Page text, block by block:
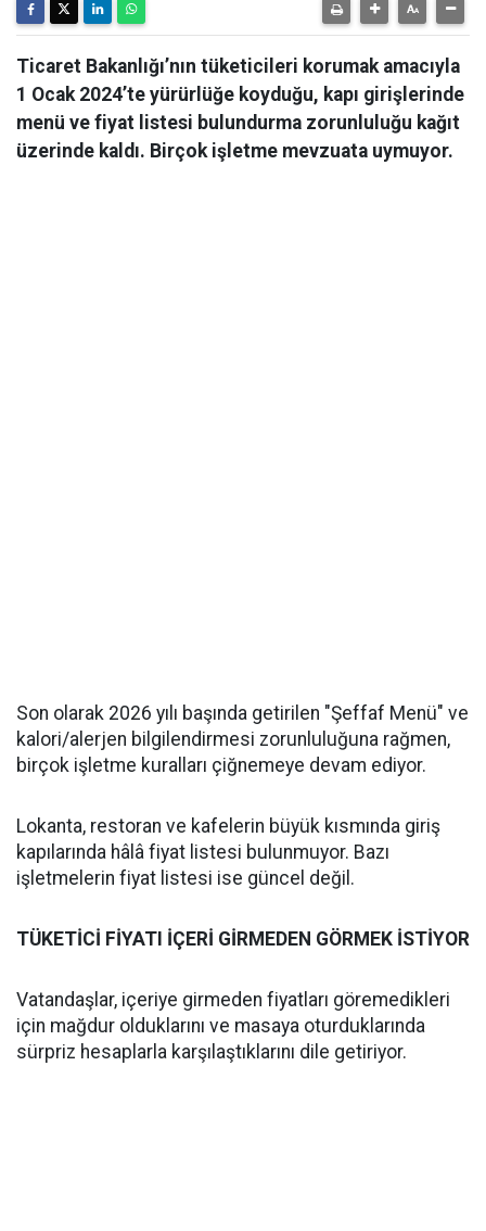
Ticaret Bakanlığı’nın tüketicileri korumak amacıyla
1 Ocak 2024’te yürürlüğe koyduğu, kapı girişlerinde
menü ve fiyat listesi bulundurma zorunluluğu kağıt
üzerinde kaldı. Birçok işletme mevzuata uymuyor.
Son olarak 2026 yılı başında getirilen "Şeffaf Menü" ve
kalori/alerjen bilgilendirmesi zorunluluğuna rağmen,
birçok işletme kuralları çiğnemeye devam ediyor.
Lokanta, restoran ve kafelerin büyük kısmında giriş
kapılarında hâlâ fiyat listesi bulunmuyor. Bazı
işletmelerin fiyat listesi ise güncel değil.
TÜKETİCİ FİYATI İÇERİ GİRMEDEN GÖRMEK İSTİYOR
Vatandaşlar, içeriye girmeden fiyatları göremedikleri
için mağdur olduklarını ve masaya oturduklarında
sürpriz hesaplarla karşılaştıklarını dile getiriyor.